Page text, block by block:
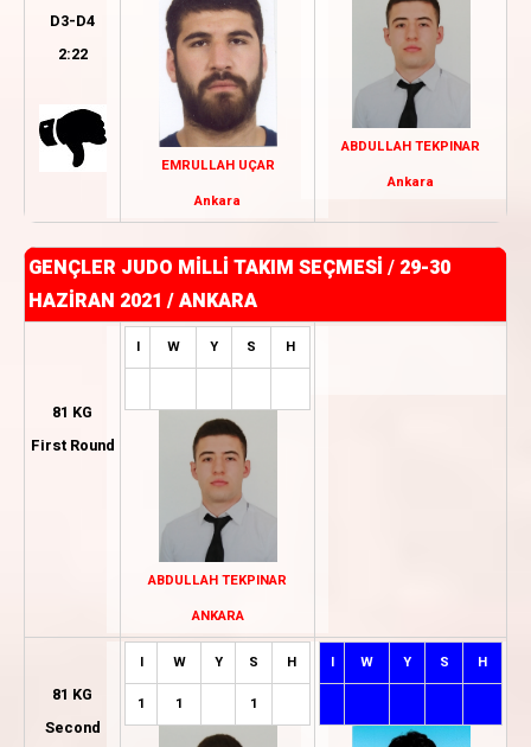
D3-D4
2:22
EMRULLAH UÇAR
Ankara
ABDULLAH TEKPINAR
Ankara
GENÇLER JUDO MİLLİ TAKIM SEÇMESİ / 29-30
HAZİRAN 2021 / ANKARA
81 KG
First Round
I W Y S H
ABDULLAH TEKPINAR
ANKARA
81 KG
Second
I W Y S H
1 1 1
I W Y S H